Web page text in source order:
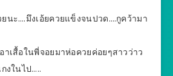
นะ….มึงเอ้ยควยแข็งจนปวด….กูคว้ามา
เสื้อในพี่จอยมาห่อควยค่อยๆสาวว่าว
งในไป…..